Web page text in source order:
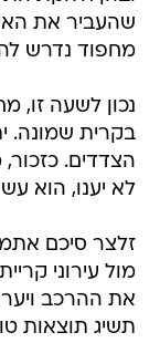
שהעביר את
מחפוד נדרש
נכון לשעה זו,
בקרית שמונה.
הצדדים.
לא יענו, הוא
זלצר סיכם
מול עירוני
את ההרכב
תשיג תוצאות